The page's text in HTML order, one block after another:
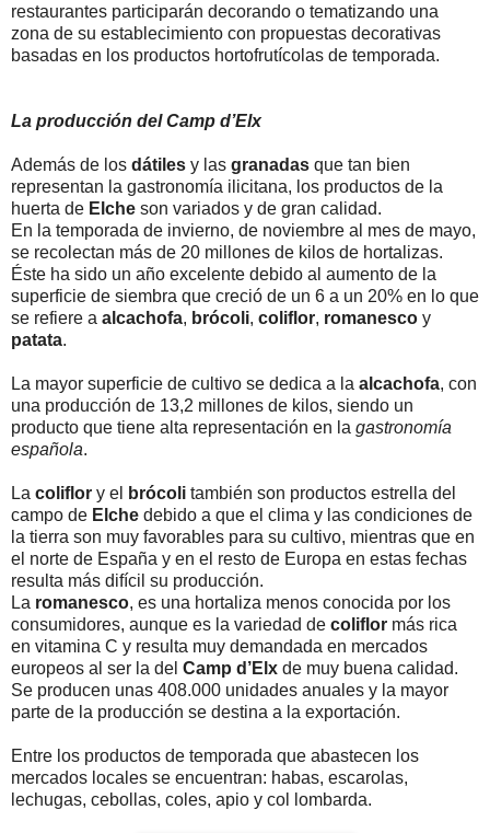
restaurantes participarán decorando o tematizando una
zona de su establecimiento con propuestas decorativas
basadas en los productos hortofrutícolas de temporada.
La producción del Camp d’Elx
Además de los dátiles y las granadas que tan bien
representan la gastronomía ilicitana, los productos de la
huerta de Elche son variados y de gran calidad.
En la temporada de invierno, de noviembre al mes de mayo,
se recolectan más de 20 millones de kilos de hortalizas.
Éste ha sido un año excelente debido al aumento de la
superficie de siembra que creció de un 6 a un 20% en lo que
se refiere a alcachofa, brócoli, coliflor, romanesco y
patata.
La mayor superficie de cultivo se dedica a la alcachofa, con
una producción de 13,2 millones de kilos, siendo un
producto que tiene alta representación en la gastronomía
española.
La coliflor y el brócoli también son productos estrella del
campo de Elche debido a que el clima y las condiciones de
la tierra son muy favorables para su cultivo, mientras que en
el norte de España y en el resto de Europa en estas fechas
resulta más difícil su producción.
La romanesco, es una hortaliza menos conocida por los
consumidores, aunque es la variedad de coliflor más rica
en vitamina C y resulta muy demandada en mercados
europeos al ser la del Camp d’Elx de muy buena calidad.
Se producen unas 408.000 unidades anuales y la mayor
parte de la producción se destina a la exportación.
Entre los productos de temporada que abastecen los
mercados locales se encuentran: habas, escarolas,
lechugas, cebollas, coles, apio y col lombarda.